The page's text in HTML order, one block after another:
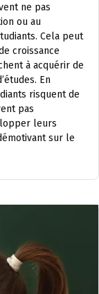
ne pas
ou au
Cela peut
croissance
à acquérir de
En
risquent de
pas
leurs
sur le